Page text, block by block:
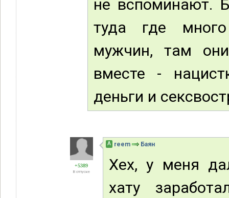
не вспоминают.
туда где
мужчин, там
вместе -
деньги и
+5389
В отпуске
А reem Баян
Хех, у меня
хату